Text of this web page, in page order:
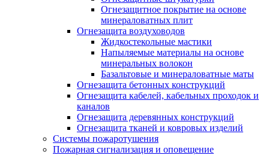
Огнезащитное покрытие на основе
минераловатных плит
Огнезащита воздуховодов
Жидкостекольные мастики
Напыляемые материалы на основе
минеральных волокон
Базальтовые и минераловатные маты
Огнезащита бетонных конструкций
Огнезащита кабелей, кабельных проходок и
каналов
Огнезащита деревянных конструкций
Огнезащита тканей и ковровых изделий
Системы пожаротушения
Пожарная сигнализация и оповещение